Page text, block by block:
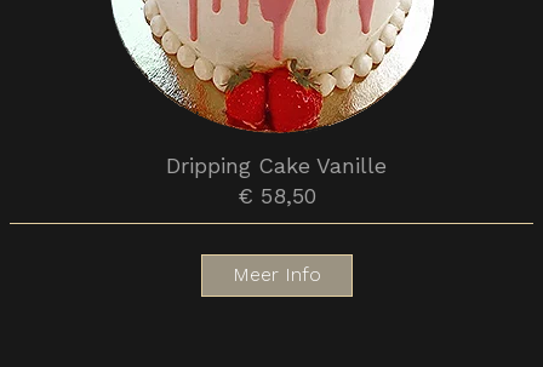
Dripping Cake Vanille
€ 58,50
Meer Info